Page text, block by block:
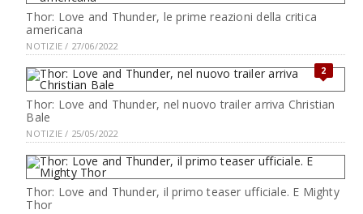
Thor: Love and Thunder, le prime reazioni della critica
americana
NOTIZIE / 27/06/2022
2
Thor: Love and Thunder, nel nuovo trailer arriva Christian
Bale
NOTIZIE / 25/05/2022
Thor: Love and Thunder, il primo teaser ufficiale. E Mighty
Thor